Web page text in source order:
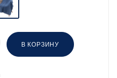
В КОРЗИНУ